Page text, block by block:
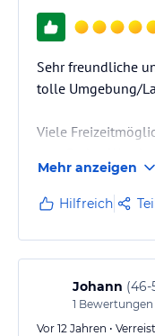
Sehr freundliche
tolle Umgebung/
Viele
Der Klopeinersee
Sehenswert ist
Fuss erreichbar.
oder mehr am
Ein großer Garten
Spielen für die
mal
Swimmingpool…
Mehr anzeigen
Hilfreich
Johann (46-
1 Bewertungen
Vor 12 Jahren •